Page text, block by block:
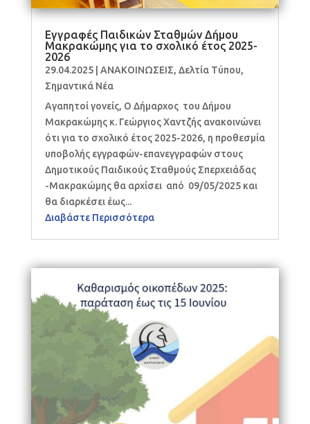
Εγγραφές Παιδικών Σταθμών Δήμου
Μακρακώμης για το σχολικό έτος 2025-
2026
29.04.2025| ΑΝΑΚΟΙΝΩΣΕΙΣ, Δελτία Τύπου,
Σημαντικά Νέα
Αγαπητοί γονείς, Ο Δήμαρχος του Δήμου
Μακρακώμης κ. Γεώργιος Χαντζής ανακοινώνει
ότι για το σχολικό έτος 2025-2026, η προθεσμία
υποβολής εγγραφών-επανεγγραφών στους
Δημοτικούς Παιδικούς Σταθμούς Σπερχειάδας
-Μακρακώμης θα αρχίσει από 09/05/2025 και
θα διαρκέσει έως...
Διαβάστε Περισσότερα